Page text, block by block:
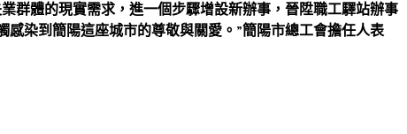
群體的現實需求，進一個步驟增設新辦事，晉陞職工驛站辦事
感染到簡陽這座城市的尊敬與關愛。”簡陽市總工會擔任人表